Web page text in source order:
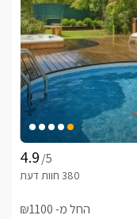
/5
החל מ- ₪1100